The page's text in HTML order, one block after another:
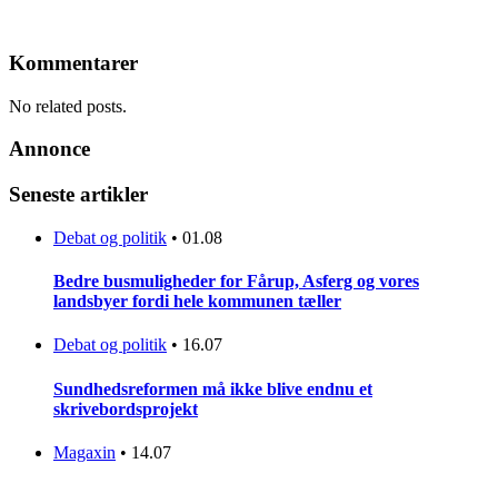
Kommentarer
No related posts.
Annonce
Seneste artikler
Debat og politik • 01.08
Bedre busmuligheder for Fårup, Asferg og vores
landsbyer fordi hele kommunen tæller
Debat og politik • 16.07
Sundhedsreformen må ikke blive endnu et
skrivebordsprojekt
Magaxin • 14.07